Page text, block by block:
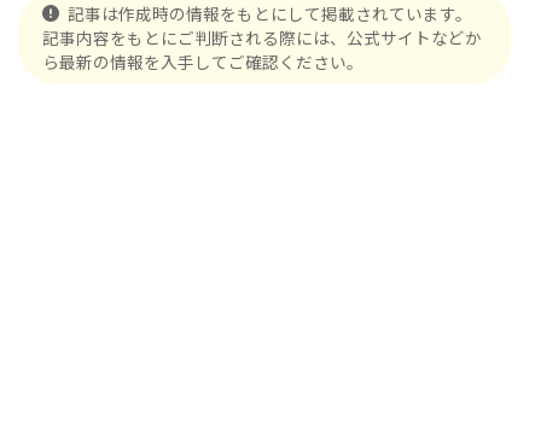
記事は作成時の情報をもとにして掲載されています。
記事内容をもとにご判断される際には、公式サイトなどか
ら最新の情報を入手してご確認ください。